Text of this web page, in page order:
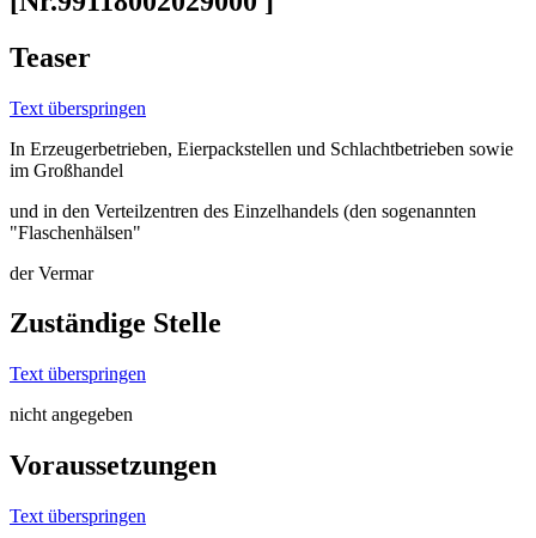
Teaser
Text überspringen
In Erzeugerbetrieben, Eierpackstellen und Schlachtbetrieben sowie
im Großhandel
und in den Verteilzentren des Einzelhandels (den sogenannten
"Flaschenhälsen"
der Vermar
Zuständige Stelle
Text überspringen
nicht angegeben
Voraussetzungen
Text überspringen